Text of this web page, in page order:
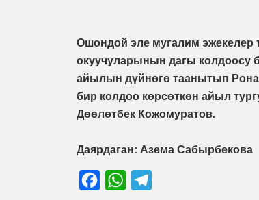
Ошондой эле мугалим
окуучуларынын дагы колдоосу
айылын дүйнөгө таанытып
бир колдоо көрсөткөн айыл
Дөөлөтбек Кожомуратов.
Даярдаган: Азема Сабырбекова
FacebookWhatsApp